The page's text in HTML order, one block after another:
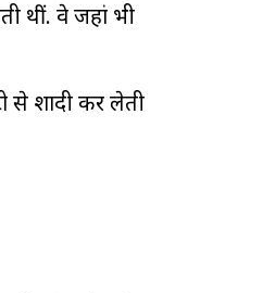
थीं. वे जहां भी
से शादी कर लेती